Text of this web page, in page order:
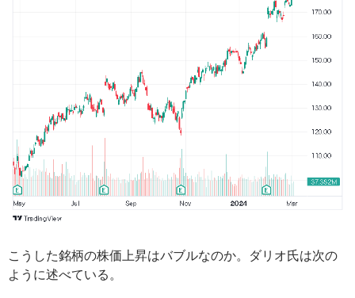
こうした銘柄の株価上昇はバブルなのか。ダリオ氏は次の
ように述べている。